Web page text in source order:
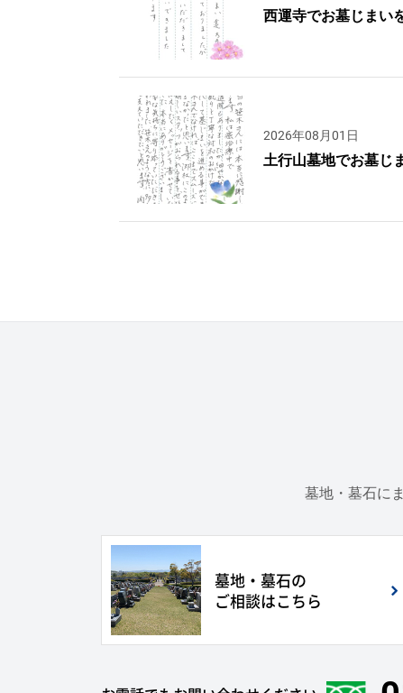
西運寺でお墓じまい
2026年08月01日
土行山墓地でお墓じ
墓地・墓石に
墓地・墓石の
ご相談はこちら